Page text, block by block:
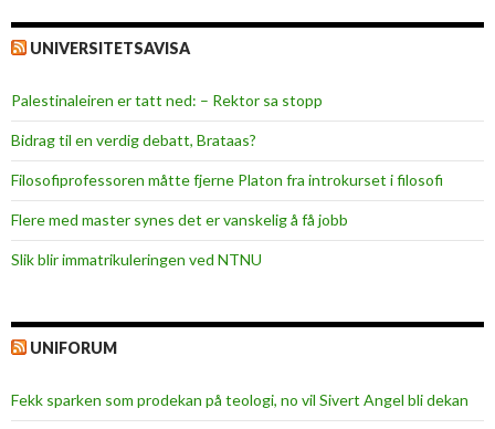
UNIVERSITETSAVISA
Palestinaleiren er tatt ned: – Rektor sa stopp
Bidrag til en verdig debatt, Brataas?
Filosofiprofessoren måtte fjerne Platon fra introkurset i filosofi
Flere med master synes det er vanskelig å få jobb
Slik blir immatrikuleringen ved NTNU
UNIFORUM
Fekk sparken som prodekan på teologi, no vil Sivert Angel bli dekan